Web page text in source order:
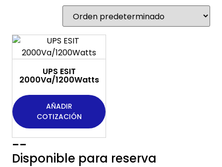
UPS ESIT
2000Va/1200Watts
AÑADIR
COTIZACIÓN
--
Disponible para reserva